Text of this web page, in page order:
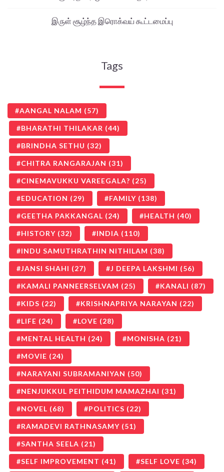
இருள் சூழ்ந்த இரொக்வய் கூட்டமைப்பு
Tags
AANGAL NALAM (57)
BHARATHI THILAKAR (44)
BRINDHA SETHU (32)
CHITRA RANGARAJAN (31)
CINEMAVUKKU VAREEGALA? (25)
EDUCATION (29) FAMILY (138)
GEETHA PAKKANGAL (24) HEALTH (40)
HISTORY (32) INDIA (110)
INDU SAMUTHRATHIN NITHILAM (38)
JANSI SHAHI (27) J DEEPA LAKSHMI (56)
KAMALI PANNEERSELVAM (25) KANALI (87)
KIDS (22) KRISHNAPRIYA NARAYAN (22)
LIFE (24) LOVE (28)
MENTAL HEALTH (24) MONISHA (21)
MOVIE (24)
NARAYANI SUBRAMANIYAN (50)
NENJUKKUL PEITHIDUM MAMAZHAI (31)
NOVEL (68) POLITICS (22)
RAMADEVI RATHNASAMY (51)
SANTHA SEELA (21)
SELF IMPROVEMENT (41) SELF LOVE (34)